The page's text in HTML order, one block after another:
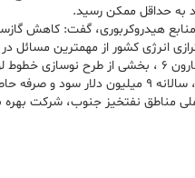
هیدروکربوری، گفت: کاهش
انرژی کشور از مهمترین
ناصری با اشاره به اینکه احداث خط لوله جدید
خواهد داشت.
مناطق نفتخیز جنوب، شرکت